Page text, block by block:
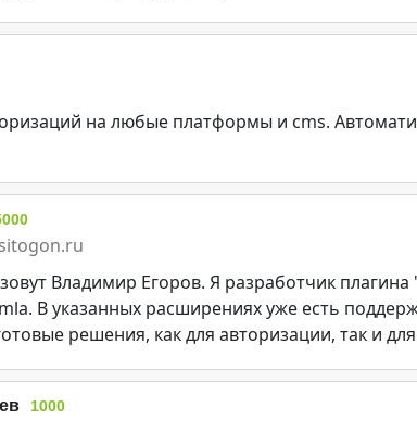
на любые платформы и cms.
Владимир Егоров. Я разработчик
В указанных расширениях уже есть
решения, как для авторизации, так и
1000